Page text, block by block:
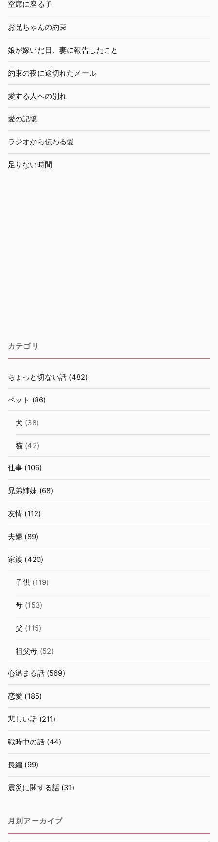
空席に座る子
お兄ちゃんの約束
娘が嫁いだ日、妻に報告したこと
約束の夜に途切れたメール
愛する人への別れ
愛の記憶
ラジオから伝わる愛
足りない時間
カテゴリ
ちょっと切ない話 (482)
ペット (86)
犬 (38)
猫 (42)
仕事 (106)
兄弟姉妹 (68)
友情 (112)
夫婦 (89)
家族 (420)
子供 (119)
母 (153)
父 (115)
祖父母 (52)
心温まる話(569)
恋愛 (185)
悲しい話 (211)
戦時中の話(44)
長編 (99)
震災に関する話 (31)
月別アーカイブ